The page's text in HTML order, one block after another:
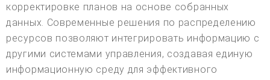
корректировке планов на основе собранных
данных. Современные решения по распределению
ресурсов позволяют интегрировать информацию с
другими системами управления, создавая единую
информационную среду для эффективного